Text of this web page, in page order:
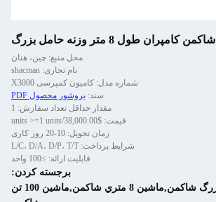
شاکمن کامپران طول 8 متر وزنه حامل بزرگ
محل منبع: چین، هنان
نام تجاری: shacman
شماره مدل: کامیون کمپرسی X3000
سند: بروشور محصول PDF
مقدار حداقل تعداد سفارش: 1
قیمت: $38,000.00/units >=1 units
زمان تحویل: 10-20 روز کاری
شرایط پرداخت: L/C، D/A، D/P، T/T
قابلیت ارائه: ≥100 واحد
برجسته کردن:
کامیون زباله کش بزرگ شاکمن,ماشين 8 متري شاکمن,ماشين 100 تن